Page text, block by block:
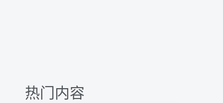
热门内容